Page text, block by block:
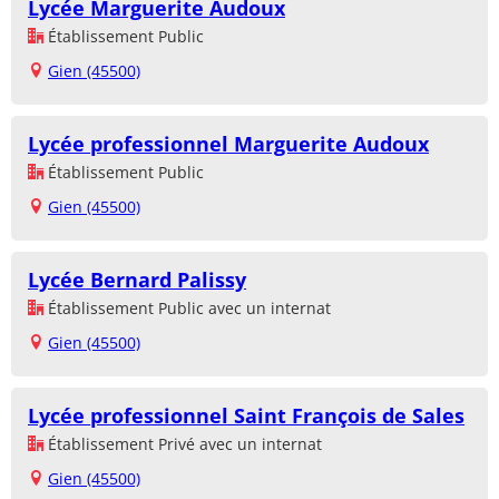
Lycée Marguerite Audoux
Établissement Public
Gien (45500)
Lycée professionnel Marguerite Audoux
Établissement Public
Gien (45500)
Lycée Bernard Palissy
Établissement Public avec un internat
Gien (45500)
Lycée professionnel Saint François de Sales
Établissement Privé avec un internat
Gien (45500)